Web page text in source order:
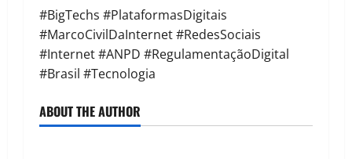
#BigTechs #PlataformasDigitais
#MarcoCivilDaInternet #RedesSociais
#Internet #ANPD #RegulamentaçãoDigital
#Brasil #Tecnologia
ABOUT THE AUTHOR